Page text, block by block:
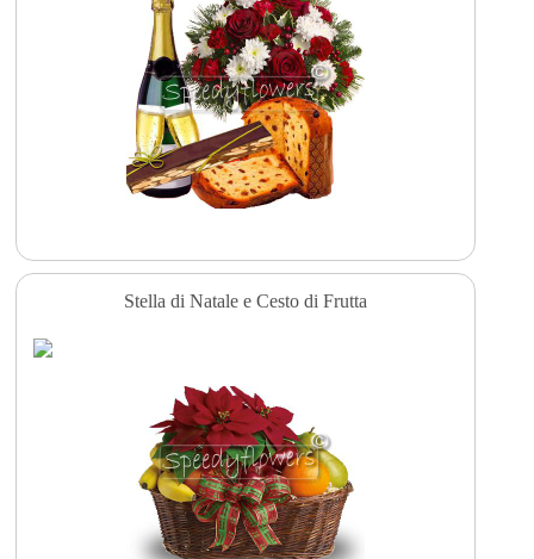
Stella di Natale e Cesto di Frutta